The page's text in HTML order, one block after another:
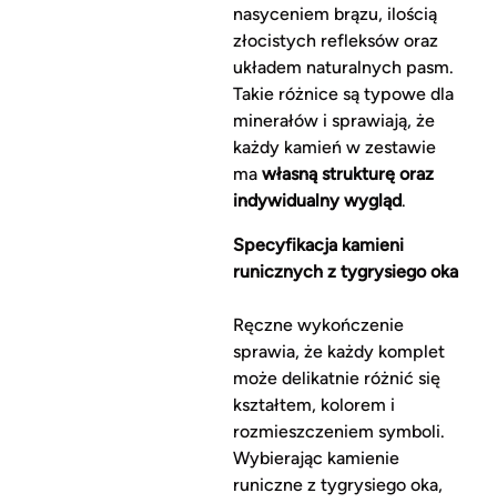
nasyceniem brązu, ilością
złocistych refleksów oraz
układem naturalnych pasm.
Takie różnice są typowe dla
minerałów i sprawiają, że
każdy kamień w zestawie
ma własną strukturę oraz
indywidualny wygląd.
Specyfikacja kamieni
runicznych z tygrysiego oka
Ręczne wykończenie
sprawia, że każdy komplet
może delikatnie różnić się
kształtem, kolorem i
rozmieszczeniem symboli.
Wybierając kamienie
runiczne z tygrysiego oka,